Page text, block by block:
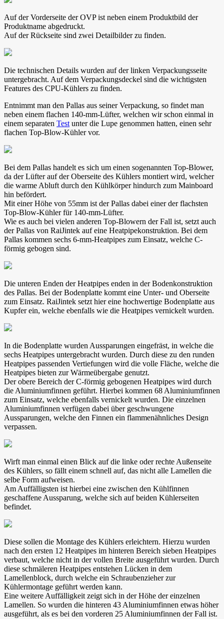
Auf der Vorderseite der OVP ist neben einem Produktbild der
Produktname abgedruckt.
Auf der Rückseite sind zwei Detailbilder zu finden.
Die technischen Details wurden auf der linken Verpackungsseite
untergebracht. Auf dem Verpackungsdeckel sind die wichtigsten
Features des CPU-Kühlers zu finden.
Entnimmt man den Pallas aus seiner Verpackung, so findet man
neben einem flachen 140-mm-Lüfter, welchen wir schon einmal in
einem separaten Testunter die Lupe genommen hatten, einen sehr
flachen Top-Blow-Kühler vor.
Bei dem Pallas handelt es sich um einen sogenannten Top-Blower,
da der Lüfter auf der Oberseite des Kühlers montiert wird, welcher
die warme Abluft durch den Kühlkörper hindurch zum Mainboard
hin befördert.
Mit einer Höhe von 55mm ist der Pallas dabei einer der flachsten
Top-Blow-Kühler für 140-mm-Lüfter.
Wie es auch bei vielen anderen Top-Blowern der Fall ist, setzt auch
der Pallas von RaiJintek auf eine Heatpipekonstruktion. Bei dem
Pallas kommen sechs 6-mm-Heatpipes zum Einsatz, welche C-
förmig gebogen sind.
Die unteren Enden der Heatpipes enden in der Bodenkonstruktion
des Pallas. Bei der Bodenplatte kommt eine Unter- und Oberseite
zum Einsatz. RaiJintek setzt hier eine hochwertige Bodenplatte aus
Kupfer ein, welche ebenfalls wie die Heatpipes vernickelt wurden.
In die Bodenplatte wurden Aussparungen eingefräst, in welche die
sechs Heatpipes untergebracht wurden. Durch diese zu den runden
Heatpipes passenden Vertiefungen wird die volle Fläche, welche die
Heatpipes bieten zur Wärmeübergabe genutzt.
Der obere Bereich der C-förmig gebogenen Heatpipes wird durch
die Aluminiumfinnen geführt. Hierbei kommen 68 Aluminiumfinnen
zum Einsatz, welche ebenfalls vernickelt wurden. Die einzelnen
Aluminiumfinnen verfügen dabei über geschwungene
Aussparungen, welche den Finnen ein flammenähnliches Design
verpassen.
Wirft man einmal einen Blick auf die linke oder rechte Außenseite
des Kühlers, so fällt einem schnell auf, das nicht alle Lamellen die
selbe Form aufweisen.
Am Auffälligsten ist hierbei eine zwischen den Kühlfinnen
geschaffene Aussparung, welche sich auf beiden Kühlerseiten
befindet.
Diese sollen die Montage des Kühlers erleichtern. Hierzu wurden
nach den ersten 12 Heatpipes im hinteren Bereich sieben Heatpipes
verbaut, welche nicht in der vollen Breite ausgeführt wurden. Durch
diese schmäleren Heatpipes entstehen Lücken in dem
Lamellenblock, durch welche ein Schraubenzieher zur
Kühlermontage geführt werden kann.
Eine weitere Auffälligkeit zeigt sich in der Höhe der einzelnen
Lamellen. So wurden die hinteren 43 Aluminiumfinnen etwas höher
ausgeführt, als es bei den vorderen 25 Aluminiumfinnen der Fall ist.